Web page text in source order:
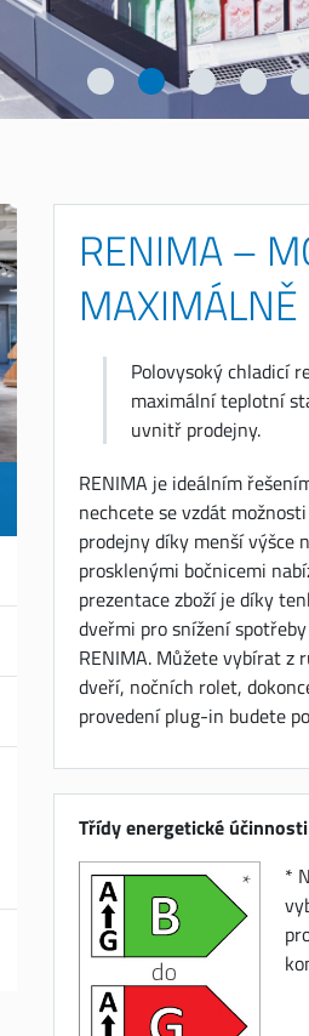
RENIMA –
Polovysoký chladicí
maximální teplotní
uvnitř prodejny.
RENIMA je ideálním
nechcete se vzdát
prodejny díky menší výšce
prosklenými bočnicemi
prezentace zboží je díky
dveřmi pro snížení
RENIMA. Můžete vybírat z
dveří, nočních rolet,
provedení plug-in budete
Třídy energetické účinnosti
*